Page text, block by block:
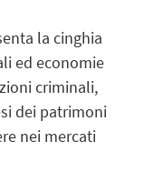
la cinghia
ed economie
criminali,
dei patrimoni
nei mercati